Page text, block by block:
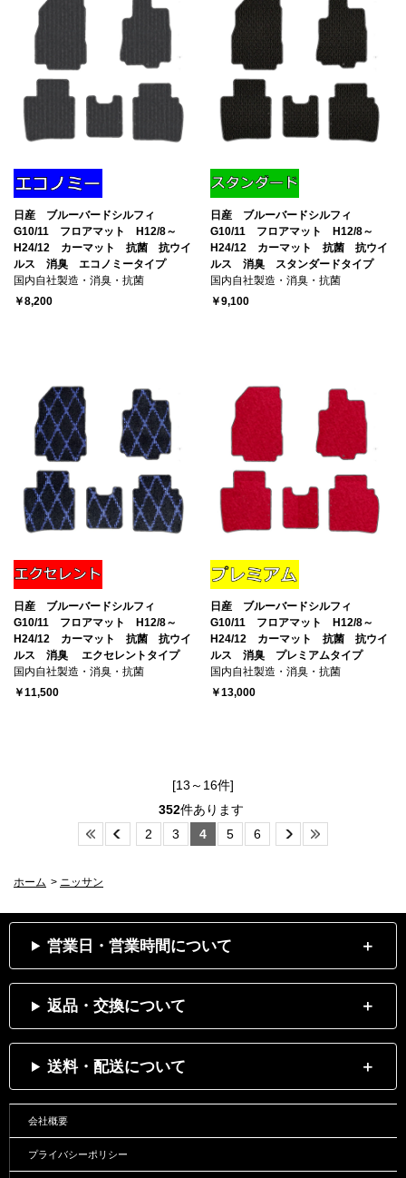
日産 ブルーバードシルフィ
G10/11 フロアマット H12/8～
H24/12 カーマット 抗菌 抗ウイ
ルス 消臭 エコノミータイプ
国内自社製造・消臭・抗菌
￥8,200
日産 ブルーバードシルフィ
G10/11 フロアマット H12/8～
H24/12 カーマット 抗菌 抗ウイ
ルス 消臭 スタンダードタイプ
国内自社製造・消臭・抗菌
￥9,100
日産 ブルーバードシルフィ
G10/11 フロアマット H12/8～
H24/12 カーマット 抗菌 抗ウイ
ルス 消臭 エクセレントタイプ
国内自社製造・消臭・抗菌
￥11,500
日産 ブルーバードシルフィ
G10/11 フロアマット H12/8～
H24/12 カーマット 抗菌 抗ウイ
ルス 消臭 プレミアムタイプ
国内自社製造・消臭・抗菌
￥13,000
[13～16件]
352件あります
2
3 4 5 6
ホーム > ニッサン
営業日・営業時間について
返品・交換について
送料・配送について
会社概要
プライバシーポリシー